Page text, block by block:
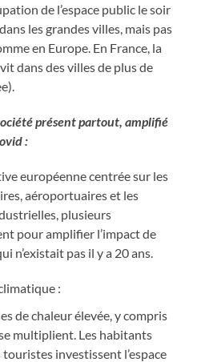
de l’espace public le soir
les grandes villes, mais pas
en Europe. En France, la
dans des villes de plus de
présent partout, amplifié
:
européenne centrée sur les
aéroportuaires et les
plusieurs
pour amplifier l’impact de
n’existait pas il y a 20 ans.
:
de chaleur élevée, y compris
multiplient. Les habitants
touristes investissent l’espace